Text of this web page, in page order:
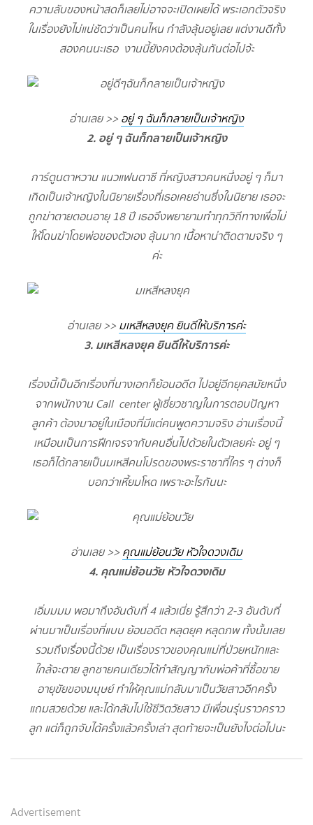
ความลับของหน้าสดก็เลยไม่อาจจะเปิดเผยได้ พระเอกตัวจริง
ในเรื่องยังไม่แน่ชัดว่าเป็นคนไหน กำลังลุ้นอยู่เลย แต่งานดีทั้ง
สองคนนะเธอ งานนี้ยังคงต้องลุ้นกันต่อไปจ้ะ
อ่านเลย >>อยู่ ๆ ฉันก็กลายเป็นเจ้าหญิง
2. อยู่ ๆ ฉันก็กลายเป็นเจ้าหญิง
การ์ตูนตาหวาน แนวแฟนตาซี ที่หญิงสาวคนหนึ่งอยู่ ๆ ก็มา
เกิดเป็นเจ้าหญิงในนิยายเรื่องที่เธอเคยอ่านซึ่งในนิยาย เธอจะ
ถูกฆ่าตายตอนอายุ 18 ปี เธอจึงพยายามทำทุกวิถีทางเพื่อไม่
ให้โดนฆ่าโดยพ่อของตัวเอง ลุ้นมาก เนื้อหาน่าติดตามจริง ๆ
ค่ะ
อ่านเลย >>มเหสีหลงยุค ยินดีให้บริการค่ะ
3. มเหสีหลงยุค ยินดีให้บริการค่ะ
เรื่องนี้เป็นอีกเรื่องที่นางเอกก็ย้อนอดีต ไปอยู่อีกยุคสมัยหนึ่ง
จากพนักงาน Call center ผู้เชี่ยวชาญในการตอบปัญหา
ลูกค้า ต้องมาอยู่ในเมืองที่มีแต่คนพูดความจริง อ่านเรื่องนี้
เหมือนเป็นการฝึกเจรจากับคนอื่นไปด้วยในตัวเลยค่ะ อยู่ ๆ
เธอก็ได้กลายเป็นมเหสีคนโปรดของพระราชาที่ใคร ๆ ต่างก็
บอกว่าเหี้ยมโหด เพราะอะไรกันนะ
อ่านเลย >>คุณแม่ย้อนวัย หัวใจดวงเดิม
4. คุณแม่ย้อนวัย หัวใจดวงเดิม
เอิ่มมมม พอมาถึงอันดับที่ 4 แล้วเนี่ย รู้สึกว่า 2-3 อันดับที่
ผ่านมาเป็นเรื่องที่แบบ ย้อนอดีต หลุดยุค หลุดภพ ทั้งนั้นเลย
รวมถึงเรื่องนี้ด้วย เป็นเรื่องราวของคุณแม่ที่ป่วยหนักและ
ใกล้จะตาย ลูกชายคนเดียวได้ทำสัญญากับพ่อค้าที่ซื้อขาย
อายุขัยของมนุษย์ ทำให้คุณแม่กลับมาเป็นวัยสาวอีกครั้ง
แถมสวยด้วย และได้กลับไปใช้ชีวิตวัยสาว มีเพื่อนรุ่นราวคราว
ลูก แต่ก็ถูกจับได้ครั้งแล้วครั้งเล่า สุดท้ายจะเป็นยังไงต่อไปนะ
Advertisement